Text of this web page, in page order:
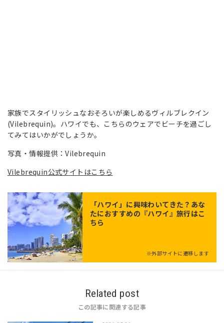
家族でスタイリッシュなおそろいが楽しめるヴィルブレクイン
(Vilebrequin)。ハワイでも、こちらのウェアでビーチを過ごし
てみてはいかがでしょうか。
写真・情報提供：Vilebrequin
Vilebrequin公式サイトはこちら
「ハワイ 」に興味わいてきた？あな
たにおすすめの『ハワイ』旅行はこ
ちら
※外部サイトに遷移します
Related post
この記事に関連する記事